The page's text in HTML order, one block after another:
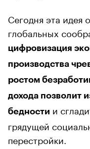
Сегодня эта идея
глобальных
цифровизация
производства
ростом
дохода позволит
бедности и
грядущей
перестройки.